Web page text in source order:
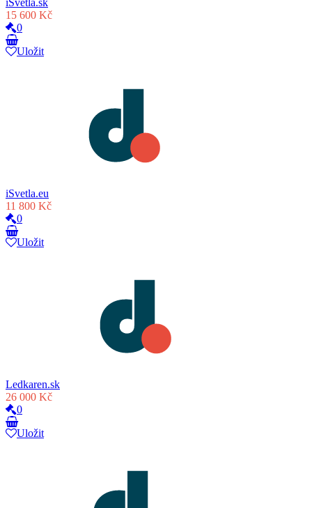
15 600 Kč
0
Uložit
iSvetla.eu
11 800 Kč
0
Uložit
Ledkaren.sk
26 000 Kč
0
Uložit